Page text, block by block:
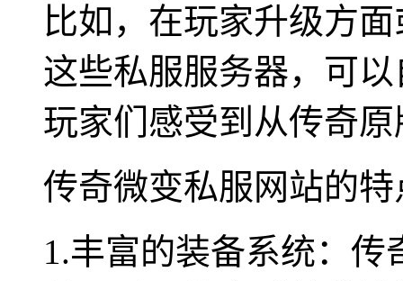
比如，在玩家升级方
这些私服服务器，可
玩家们感受到从传奇
传奇微变私服网站的特
1.丰富的装备系统：